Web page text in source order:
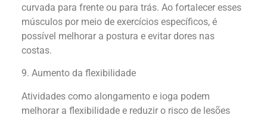
curvada para frente ou para trás. Ao fortalecer esses
músculos por meio de exercícios específicos, é
possível melhorar a postura e evitar dores nas
costas.
9. Aumento da flexibilidade
Atividades como alongamento e ioga podem
melhorar a flexibilidade e reduzir o risco de lesões